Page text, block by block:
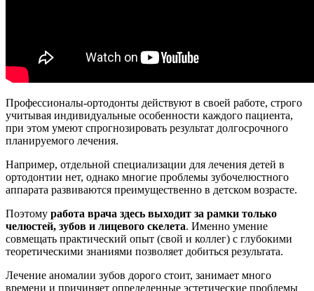
Профессионалы-ортодонты действуют в своей работе, строго
учитывая индивидуальные особенности каждого пациента,
при этом умеют спрогнозировать результат долгосрочного
планируемого лечения.
Например, отдельной специализации для лечения детей в
ортодонтии нет, однако многие проблемы зубочелюстного
аппарата развиваются преимущественно в детском возрасте.
Поэтому работа врача здесь выходит за рамки только
челюстей, зубов и лицевого скелета. Именно умение
совмещать практический опыт (свой и коллег) с глубокими
теоретическими знаниями позволяет добиться результата.
Лечение аномалии зубов дорого стоит, занимает много
времени и причиняет определенные эстетические проблемы